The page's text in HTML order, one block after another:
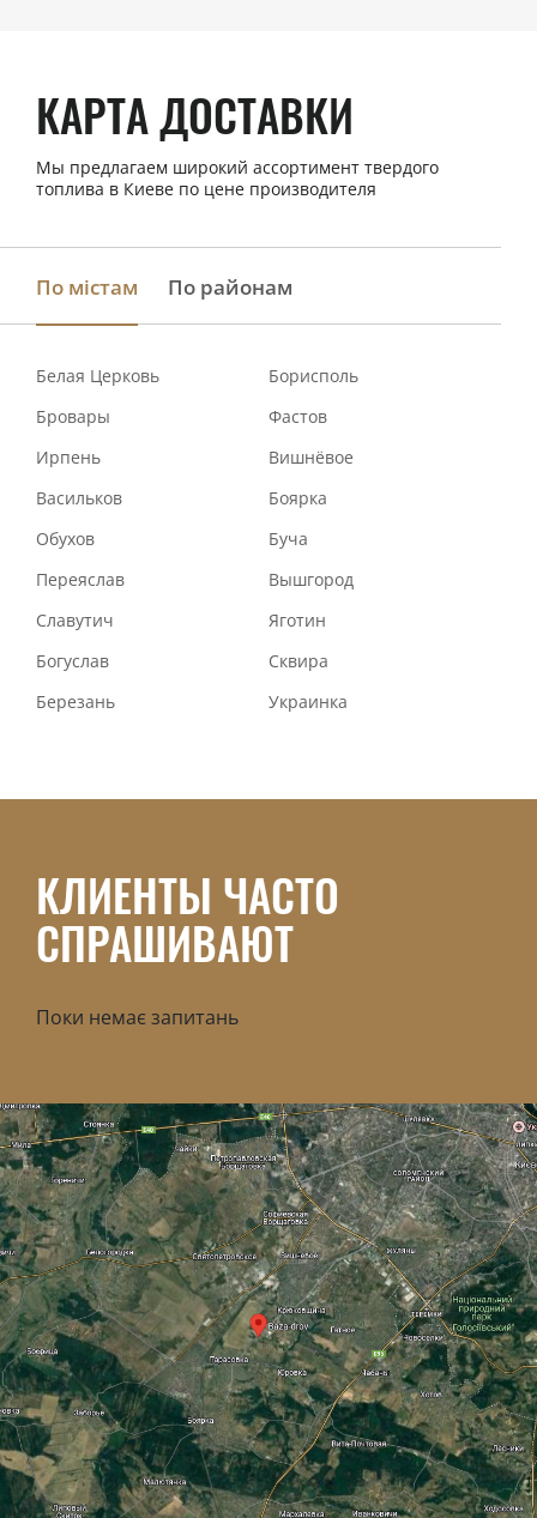
КАРТА ДОСТАВКИ
Мы предлагаем широкий ассортимент твердого
топлива в Киеве по цене производителя
По містам По районам
Белая Церковь
Борисполь
Бровары
Фастов
Ирпень
Вишнёвое
Васильков
Боярка
Обухов
Буча
Переяслав
Вышгород
Славутич
Яготин
Богуслав
Сквира
Березань
Украинка
КЛИЕНТЫ ЧАСТО
СПРАШИВАЮТ
Поки немає запитань